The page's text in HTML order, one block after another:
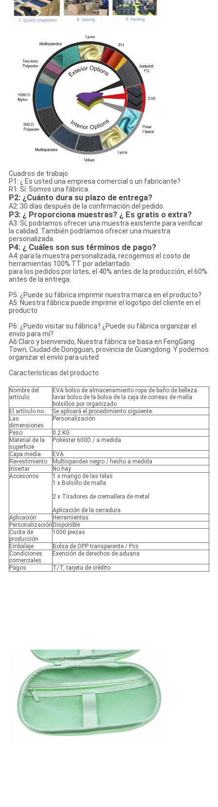
Cuadros de trabajo
P1: ¿ Es usted una empresa comercial o un fabricante?
R1: Sí. Somos una fábrica.
P2: ¿Cuánto dura su plazo de entrega?
A2: 30 días después de la confirmación del pedido.
P3: ¿ Proporciona muestras? ¿ Es gratis o extra?
A3: Sí, podríamos ofrecer una muestra existente para verificar
la calidad. También podríamos ofrecer una muestra
personalizada.
P4: ¿ Cuáles son sus términos de pago?
A4: para la muestra personalizada, recogemos el costo de
herramientas 100% TT por adelantado.
para los pedidos por lotes, el 40% antes de la producción, el 60%
antes de la entrega.
P5: ¿Puede su fábrica imprimir nuestra marca en el producto?
A5: Nuestra fábrica puede imprimir el logotipo del cliente en el
producto
P6: ¿Puedo visitar su fábrica? ¿Puede su fábrica organizar el
envío para mí?
A6:Claro y bienvenido, Nuestra fábrica se basa en FengGang
Town, Ciudad de Dongguan, provincia de Guangdong. Y podemos
organizar el envío para usted
Características del producto
Nombre del
artículo
EVA bolso de almacenamiento ropa de baño de belleza
lavar bolso de la bolsa de la caja de correas de malla
bolsillos por organizado
El artículo no.
Se aplicará el procedimiento siguiente:
Las
dimensiones
Personalización
Peso
0.2 KG
Material de la
superficie
Poliéster 600D / a medida
Capa media
EVA
Revestimiento
Multispandex negro / hecho a medida
Insertar
No hay
Accesorios
1 x mango de las telas
1 x Bolsillo de malla
2 x Tiradores de cremallera de metal
Aplicación de la cerradura
Aplicación
Herramientas
Personalización Disponible
Cuota de
producción
1000 piezas
Embalaje
Bolsa de OPP transparente / Pcs
Condiciones
comerciales
Exención de derechos de aduana
Pagos T/T, tarjeta de crédito